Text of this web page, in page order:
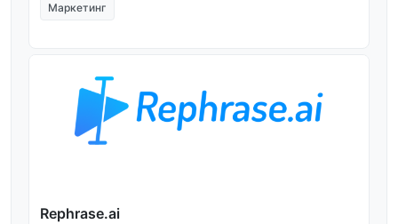
Маркетинг
Rephrase.ai